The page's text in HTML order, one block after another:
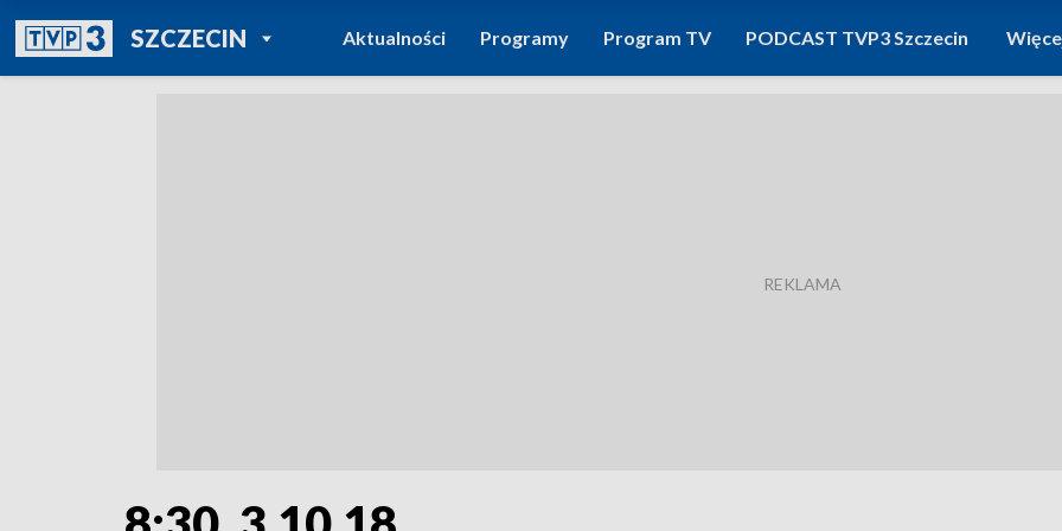
SZCZECINPOWRÓT DO
TVP REGIONY
Aktualności Programy Program TV PODCAST TVP3 Szczecin